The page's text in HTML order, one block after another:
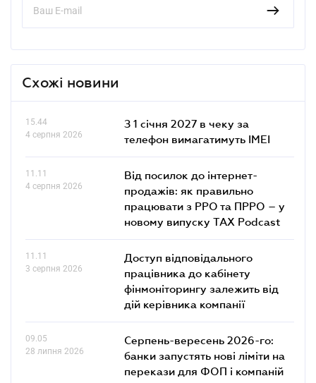
Схожі новини
15.44
4 серпня 2026
З 1 січня 2027 в чеку за
телефон вимагатимуть IMEI
11.11
4 серпня 2026
Від посилок до інтернет-
продажів: як правильно
працювати з РРО та ПРРО – у
новому випуску TAX Podcast
11.11
3 серпня 2026
Доступ відповідального
працівника до кабінету
фінмоніторингу залежить від
дій керівника компанії
09.05
28 липня 2026
Серпень-вересень 2026-го:
банки запустять нові ліміти на
перекази для ФОП і компаній